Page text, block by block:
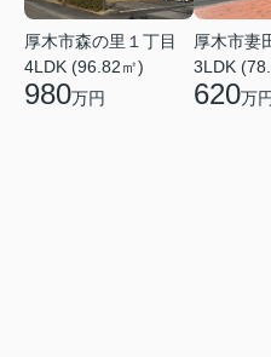
厚木市森の里１丁目
4LDK (96.82㎡)
980万円
厚木市妻
3LDK
620万円